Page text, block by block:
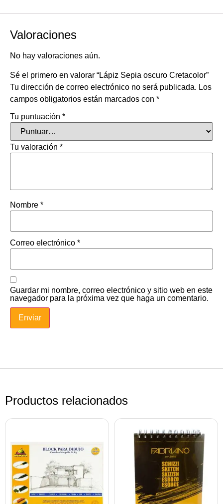
Valoraciones
No hay valoraciones aún.
Sé el primero en valorar “Lápiz Sepia oscuro Cretacolor”
Tu dirección de correo electrónico no será publicada. Los
campos obligatorios están marcados con *
Tu puntuación *
Tu valoración *
Nombre *
Correo electrónico *
Guardar mi nombre, correo electrónico y sitio web en este
navegador para la próxima vez que haga un comentario.
Productos relacionados